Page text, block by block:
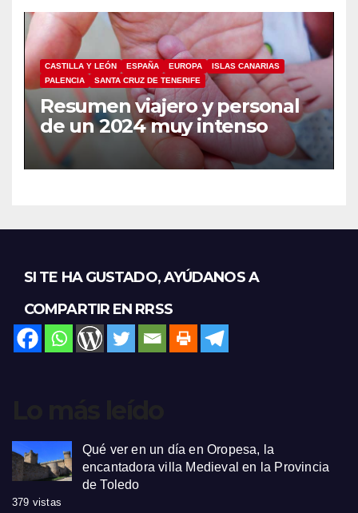
CASTILLA Y LEÓN ESPAÑA EUROPA
ISLAS CANARIAS
PALENCIA
SANTA CRUZ DE TENERIFE
Resumen viajero y personal
de un 2024 muy intenso
SI TE HA GUSTADO, AYÚDANOS A
COMPARTIR EN RRSS
Qué ver en un día en Oropesa, la
encantadora villa Medieval en la Provincia
de Toledo
379 vistas